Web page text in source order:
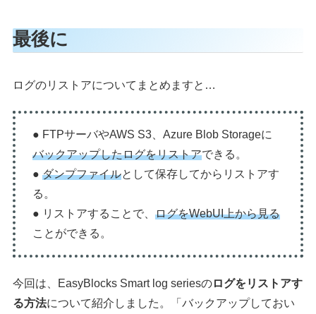
最後に
ログのリストアについてまとめますと…
● FTPサーバやAWS S3、Azure Blob Storageに
バックアップしたログをリストアできる。
●ダンプファイルとして保存してからリストアす
る。
● リストアすることで、ログをWebUI上から見る
ことができる。
今回は、EasyBlocks Smart log seriesのログをリストアす
る方法について紹介しました。「バックアップしておい